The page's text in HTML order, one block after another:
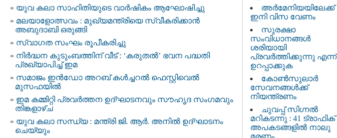
യുവ കലാ സാഹിതിയുടെ വാര്‍ഷികം ആഘോഷിച്ചു
മ​ല​യാ​ളോ​ത്സ​വം : മുഖ്യമന്ത്രിയെ സ്വീകരിക്കാൻ
അബുദാബി ഒരുങ്ങി
സ്വാഗത സംഘം രൂപീകരിച്ചു
നിർദ്ധന കുടുംബത്തിന് വീട് : ‘കരുതൽ’ ഭവന പദ്ധതി
പ്രഖ്യാപിച്ച് ഇമ
സമാജം ഇന്‍ഡോ അറബ് കള്‍ച്ചറല്‍ ഫെസ്റ്റിവെല്‍
മുസഫയിൽ
ഇമ കമ്മിറ്റി പ്രവർത്തന ഉദ്ഘാടനവും സൗഹൃദ സംഗമവും
തിങ്കളാഴ്ച
യുവ കലാ സന്ധ്യ : മന്ത്രി ജി. ആർ. അനിൽ ഉദ്ഘാടനം
ചെയ്യും
അർമേനിയയിലേക്ക്
ഇനി വിസ വേണം
സുരക്ഷാ
സംവിധാനങ്ങൾ
ശരിയായി
പ്രവർത്തിക്കുന്നു എന്ന്
ഉറപ്പാക്കുക
കോൺസുലാർ
സേവനങ്ങൾക്ക്
നിയന്ത്രണം
ചുവപ്പ് സിഗ്നൽ
മറികടന്നു : 41 ട്രാഫിക്
അപകടങ്ങളിൽ നാലു
മരണം